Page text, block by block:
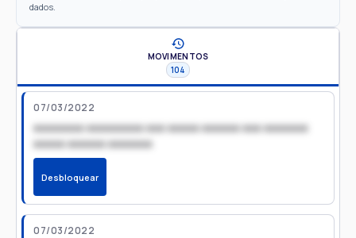
dados.
MOVIMENTOS
104
07/03/2022
xxxxxxxx xxxxxxxxx xxx xxxxx xxxxxx xxx xxxxxxx
xxxxx xxxxxx xxxxxxx
Desbloquear
07/03/2022